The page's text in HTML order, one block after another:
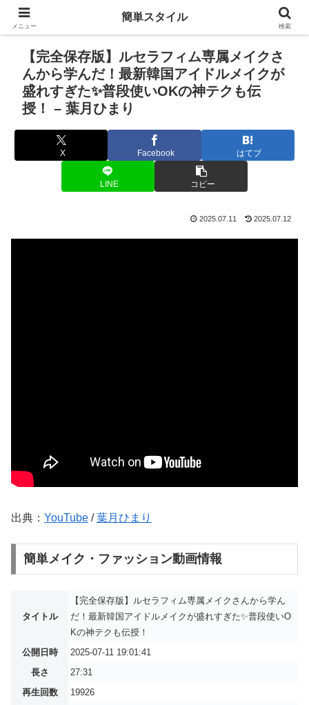
【完全保存版】ルセラフィム専属メイクさ
んから学んだ！最新韓国アイドルメイクが
盛れすぎた✨普段使いOKの神テクも伝
授！ – 葉月ひまり
X Facebook はてブ
LINE コピー
2025.07.11 2025.07.12
出典： YouTube /葉月ひまり
簡単メイク・ファッション動画情報
タイトル
【完全保存版】ルセラフィム専属メイクさんから学ん
だ！最新韓国アイドルメイクが盛れすぎた✨普段使いO
Kの神テクも伝授！
公開日時
2025-07-11 19:01:41
長さ
27:31
再生回数
19926
メニュー
簡単スタイル
検索